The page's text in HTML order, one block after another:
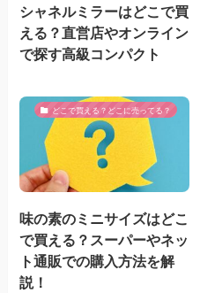
シャネルミラーはどこで買
える？直営店やオンライン
で探す高級コンパクト
どこで買える？どこに売ってる？
味の素のミニサイズはどこ
で買える？スーパーやネッ
ト通販での購入方法を解
説！